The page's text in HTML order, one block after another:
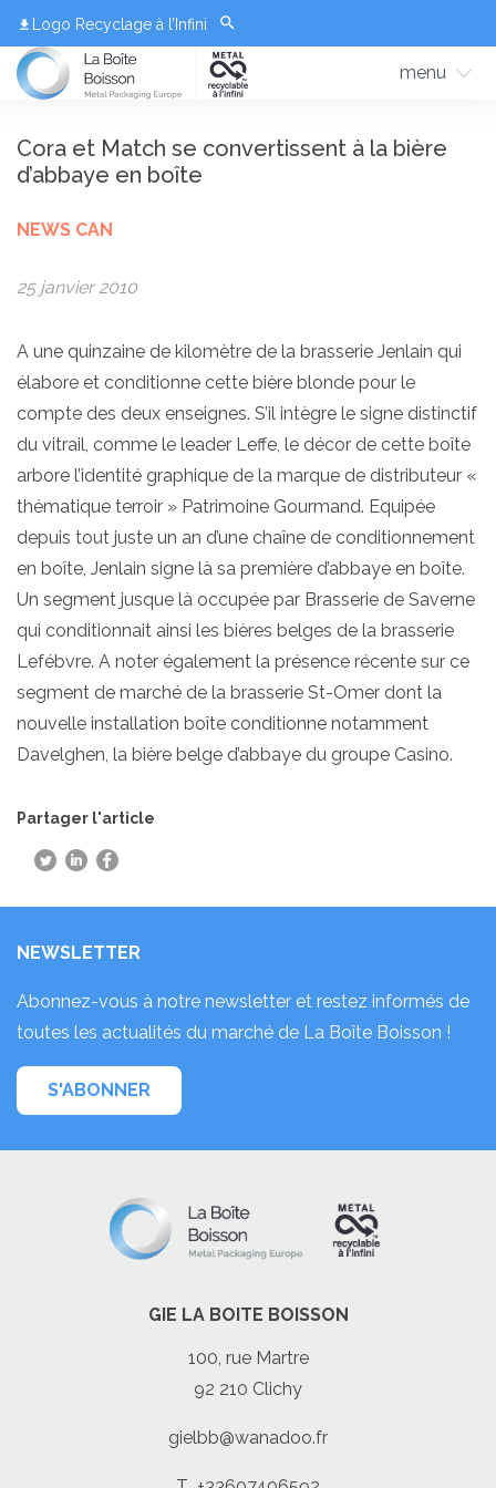
Logo Recyclage à l’Infini
menu
Cora et Match se convertissent à la bière
d’abbaye en boîte
NEWS CAN
25 janvier 2010
A une quinzaine de kilomètre de la brasserie Jenlain qui
élabore et conditionne cette bière blonde pour le
compte des deux enseignes. S’il intègre le signe distinctif
du vitrail, comme le leader Leffe, le décor de cette boîte
arbore l’identité graphique de la marque de distributeur «
thématique terroir » Patrimoine Gourmand. Equipée
depuis tout juste un an d’une chaîne de conditionnement
en boîte, Jenlain signe là sa première d’abbaye en boîte.
Un segment jusque là occupée par Brasserie de Saverne
qui conditionnait ainsi les bières belges de la brasserie
Lefébvre. A noter également la présence récente sur ce
segment de marché de la brasserie St-Omer dont la
nouvelle installation boîte conditionne notamment
Davelghen, la bière belge d’abbaye du groupe Casino.
Partager l'article
NEWSLETTER
Abonnez-vous à notre newsletter et restez informés de
toutes les actualités du marché de La Boîte Boisson !
S'ABONNER
GIE LA BOITE BOISSON
100, rue Martre
92 210 Clichy
gielbb@wanadoo.fr